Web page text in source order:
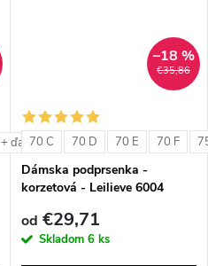
+ ďalšie
€35,86
–18 %
70 C 70 D 70 E 70 F
Dámska podprsenka -
korzetová - Leilieve 6004
od €29,71
Skladom 6 ks